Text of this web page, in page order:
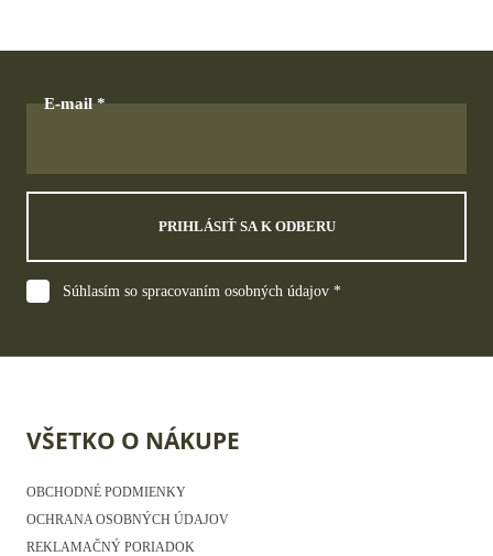
E-mail
PRIHLÁSIŤ SA K ODBERU
Súhlasím so spracovaním osobných údajov *
VŠETKO O NÁKUPE
OBCHODNÉ PODMIENKY
OCHRANA OSOBNÝCH ÚDAJOV
REKLAMAČNÝ PORIADOK